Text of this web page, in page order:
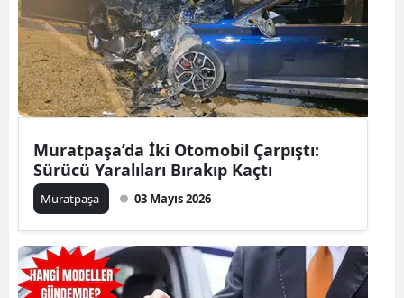
Muratpaşa’da İki Otomobil Çarpıştı:
Sürücü Yaralıları Bırakıp Kaçtı
Muratpaşa 03 Mayıs 2026